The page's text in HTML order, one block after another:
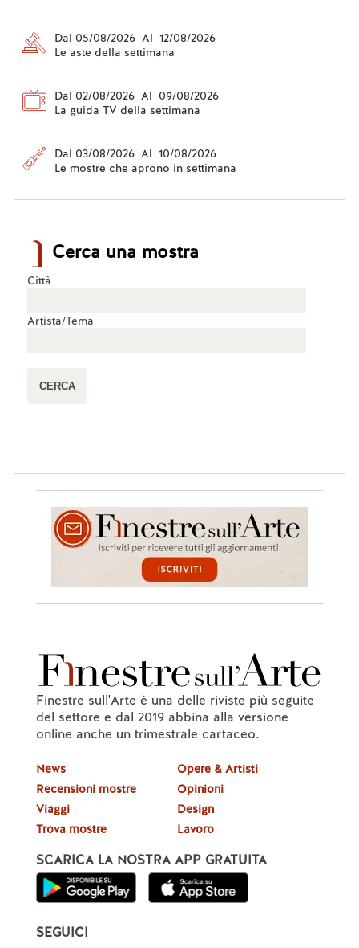
Dal 05/08/2026 Al 12/08/2026
Le aste della settimana
Dal 02/08/2026 Al 09/08/2026
La guida TV della settimana
Dal 03/08/2026 Al 10/08/2026
Le mostre che aprono in settimana
Cerca una mostra
Città
Artista/Tema
Finestre sull'Arte è una delle riviste più seguite
del settore e dal 2019 abbina alla versione
online anche un trimestrale cartaceo.
News
Recensioni mostre
Viaggi
Trova mostre
Opere & Artisti
Opinioni
Design
Lavoro
SCARICA LA NOSTRA APP GRATUITA
SEGUICI